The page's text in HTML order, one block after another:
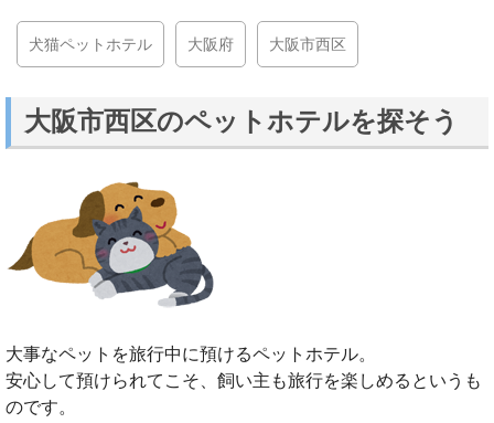
犬猫ペットホテル 大阪府 大阪市西区
大阪市西区のペットホテルを探そう
大事なペットを旅行中に預けるペットホテル。
安心して預けられてこそ、飼い主も旅行を楽しめるというも
のです。